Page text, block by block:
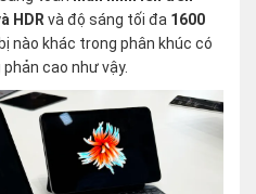
HDR và độ sáng tối đa 1600
nào khác trong phân khúc có
cao như vậy.